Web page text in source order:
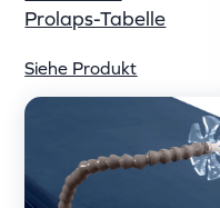
Prolaps-Tabelle
Siehe Produkt